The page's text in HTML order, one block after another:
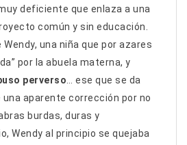
deficiente que enlaza a una
común y sin educación.
una niña que por azares
por la abuela materna, y
perverso … ese que se da
aparente corrección por no
burdas, duras y
Wendy al principio se quejaba